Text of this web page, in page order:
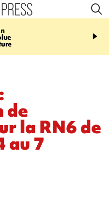
12:23
peuvent éclater et
de
la RN6 de
au 7